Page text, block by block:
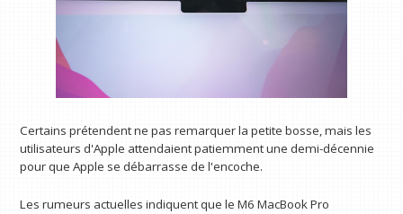
Certains prétendent ne pas remarquer la petite bosse, mais les
utilisateurs d'Apple attendaient patiemment une demi-décennie
pour que Apple se débarrasse de l'encoche.
Les rumeurs actuelles indiquent que le M6 MacBook Pro